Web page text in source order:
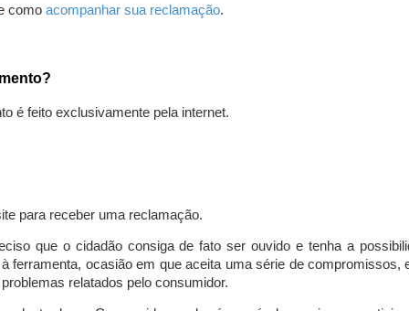
como acompanhar sua reclamação.
é feito exclusivamente pela internet.
para receber uma reclamação.
que o cidadão consiga de fato ser ouvido e tenha a
ferramenta, ocasião em que aceita uma série de compromissos,
relatados pelo consumidor.